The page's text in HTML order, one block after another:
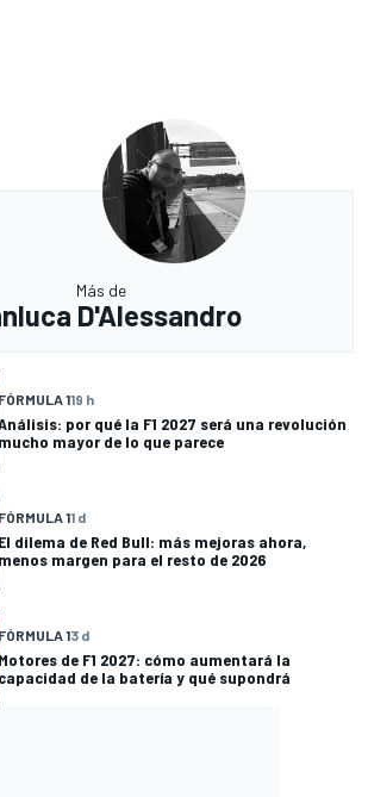
Más de
D'Alessandro
FÓRMULA 119 h
por qué la F1 2027 será una revolución
mucho mayor de lo que parece
FÓRMULA 11 d
El dilema de Red Bull: más mejoras ahora,
menos margen para el resto de 2026
FÓRMULA 13 d
Motores de F1 2027: cómo aumentará la
capacidad de la batería y qué supondrá